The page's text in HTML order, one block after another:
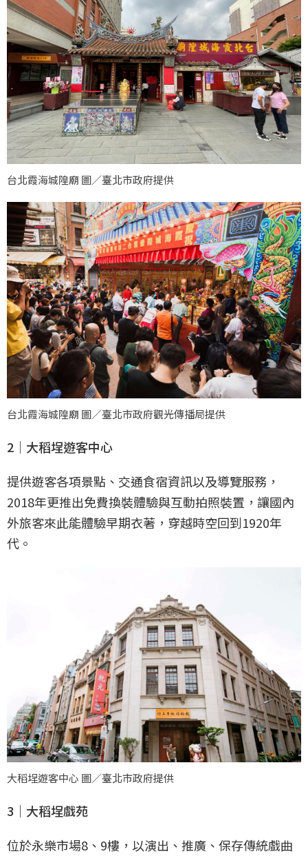
台北霞海城隍廟 圖／臺北市政府提供
台北霞海城隍廟 圖／臺北市政府觀光傳播局提供
2｜大稻埕遊客中心
提供遊客各項景點、交通食宿資訊以及導覽服務，
2018年更推出免費換裝體驗與互動拍照裝置，讓國內
外旅客來此能體驗早期衣著，穿越時空回到1920年
代。
大稻埕遊客中心 圖／臺北市政府提供
3｜大稻埕戲苑
位於永樂市場8、9樓，以演出、推廣、保存傳統戲曲